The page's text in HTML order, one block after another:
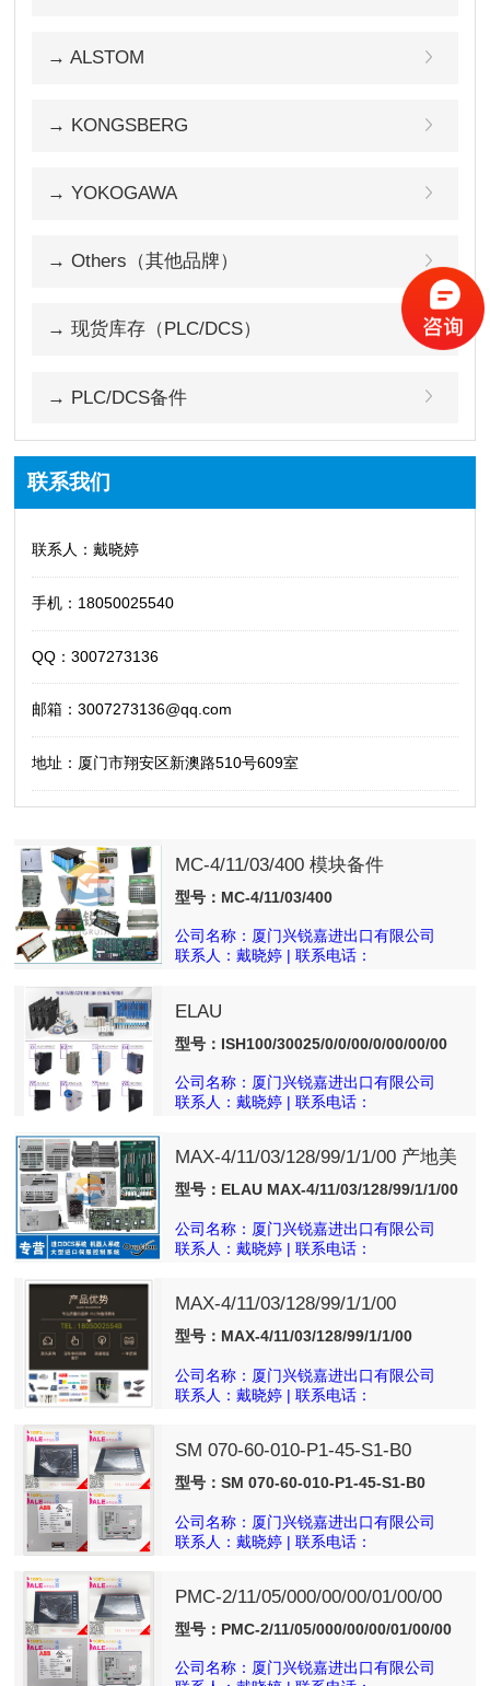
→ ALSTOM
→ KONGSBERG
→ YOKOGAWA
→ Others（其他品牌）
→ 现货库存（PLC/DCS）
→ PLC/DCS备件
联系我们
联系人：戴晓婷
手机：18050025540
QQ：3007273136
邮箱：3007273136@qq.com
地址：厦门市翔安区新澳路510号609室
MC-4/11/03/400 模块备件
型号：MC-4/11/03/400
公司名称：厦门兴锐嘉进出口有限公司
联系人：戴晓婷 | 联系电话：
ELAU
ISH100/30025/0/0/00/0/00/00/00 库
型号：ISH100/30025/0/0/00/0/00/00/00
公司名称：厦门兴锐嘉进出口有限公司
联系人：戴晓婷 | 联系电话：
MAX-4/11/03/128/99/1/1/00 产地美
国 实货直发
型号：ELAU MAX-4/11/03/128/99/1/1/00
公司名称：厦门兴锐嘉进出口有限公司
联系人：戴晓婷 | 联系电话：
MAX-4/11/03/128/99/1/1/00
型号：MAX-4/11/03/128/99/1/1/00
公司名称：厦门兴锐嘉进出口有限公司
联系人：戴晓婷 | 联系电话：
SM 070-60-010-P1-45-S1-B0
ELAU 现货PLC 卡件模块
型号：SM 070-60-010-P1-45-S1-B0
公司名称：厦门兴锐嘉进出口有限公司
联系人：戴晓婷 | 联系电话：
PMC-2/11/05/000/00/00/01/00/00
ELAU 现货PLC 卡件模块
型号：PMC-2/11/05/000/00/00/01/00/00
公司名称：厦门兴锐嘉进出口有限公司